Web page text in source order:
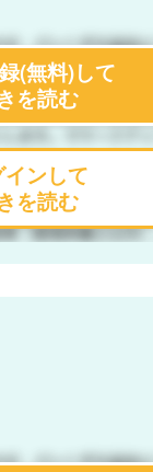
(無料)して
を読む
ンして
を読む